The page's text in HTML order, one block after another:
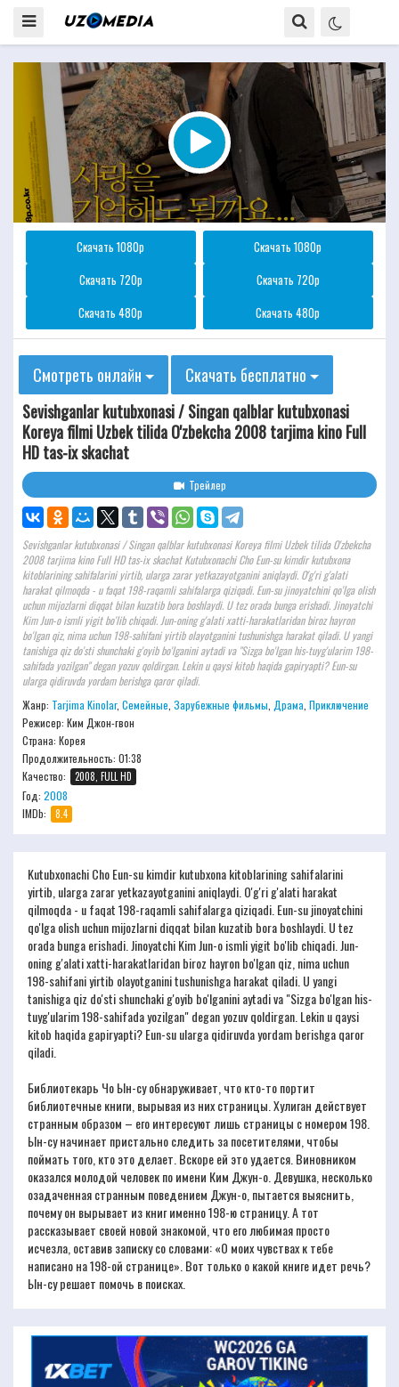
Скачать 1080p
Скачать 1080p
Скачать 720p
Скачать 720p
Скачать 480p
Скачать 480p
Смотреть онлайн
Скачать бесплатно
Sevishganlar kutubxonasi / Singan qalblar kutubxonasi
Koreya filmi Uzbek tilida O'zbekcha 2008 tarjima kino Full
HD tas-ix skachat
Трейлер
Sevishganlar kutubxonasi / Singan qalblar kutubxonasi Koreya filmi Uzbek tilida O'zbekcha
2008 tarjima kino Full HD tas-ix skachat Kutubxonachi Cho Eun-su kimdir kutubxona
kitoblarining sahifalarini yirtib, ularga zarar yetkazayotganini aniqlaydi. O'g'ri g'alati
harakat qilmoqda - u faqat 198-raqamli sahifalarga qiziqadi. Eun-su jinoyatchini qo'lga olish
uchun mijozlarni diqqat bilan kuzatib bora boshlaydi. U tez orada bunga erishadi. Jinoyatchi
Kim Jun-o ismli yigit bo'lib chiqadi. Jun-oning g'alati xatti-harakatlaridan biroz hayron
bo'lgan qiz, nima uchun 198-sahifani yirtib olayotganini tushunishga harakat qiladi. U yangi
tanishiga qiz do'sti shunchaki g'oyib bo'lganini aytadi va "Sizga bo'lgan his-tuyg'ularim 198-
sahifada yozilgan" degan yozuv qoldirgan. Lekin u qaysi kitob haqida gapiryapti? Eun-su
ularga qidiruvda yordam berishga qaror qiladi.
Жанр: Tarjima Kinolar, Семейные Зарубежные фильмы Драма Приключение
Режисер: Ким Джон-гвон
Страна: Корея
Продолжительность: 01:38
Качество:
2008, FULL HD
Год: 2008
IMDb:
8.4
Kutubxonachi Cho Eun-su kimdir kutubxona kitoblarining sahifalarini
yirtib, ularga zarar yetkazayotganini aniqlaydi. O'g'ri g'alati harakat
qilmoqda - u faqat 198-raqamli sahifalarga qiziqadi. Eun-su jinoyatchini
qo'lga olish uchun mijozlarni diqqat bilan kuzatib bora boshlaydi. U tez
orada bunga erishadi. Jinoyatchi Kim Jun-o ismli yigit bo'lib chiqadi. Jun-
oning g'alati xatti-harakatlaridan biroz hayron bo'lgan qiz, nima uchun
198-sahifani yirtib olayotganini tushunishga harakat qiladi. U yangi
tanishiga qiz do'sti shunchaki g'oyib bo'lganini aytadi va "Sizga bo'lgan his-
tuyg'ularim 198-sahifada yozilgan" degan yozuv qoldirgan. Lekin u qaysi
kitob haqida gapiryapti? Eun-su ularga qidiruvda yordam berishga qaror
qiladi.
Библиотекарь Чо Ын-су обнаруживает, что кто-то портит
библиотечные книги, вырывая из них страницы. Хулиган действует
странным образом – его интересуют лишь страницы с номером 198.
Ын-су начинает пристально следить за посетителями, чтобы
поймать того, кто это делает. Вскоре ей это удается. Виновником
оказался молодой человек по имени Ким Джун-о. Девушка, несколько
озадаченная странным поведением Джун-о, пытается выяснить,
почему он вырывает из книг именно 198-ю страницу. А тот
рассказывает своей новой знакомой, что его любимая просто
исчезла, оставив записку со словами: «О моих чувствах к тебе
написано на 198-ой странице». Вот только о какой книге идет речь?
Ын-су решает помочь в поисках.